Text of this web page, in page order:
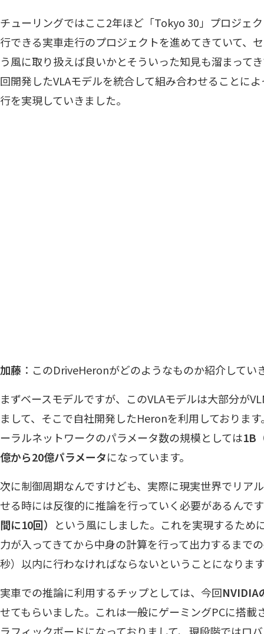
チューリングではここ2年ほど「Tokyo 30」プロジェ
行できる実車走行のプロジェクトを進めてきていて、
う風に取り扱えば良いかとそういった知見も溜まって
回開発したVLAモデルを統合して組み合わせることに
行を実現していきました。
加藤 ：このDriveHeronがどのようなものか紹介してい
まずベースモデルですが、このVLAモデルは大部分が
まして、そこで自社開発したHeronを利用しておりま
ーラルネットワークのパラメータ数の規模としては1B
億から20億パラメータになっています。
次に制御周期なんですけども、実際に現実世界でリア
せる時には反復的に推論を行っていく必要があるんで
間に10回） という風にしました。これを実現するため
力が入ってきてから中身の計算を行って出力するまで
秒）以内に行わなければならないということになりま
実車での推論に利用するチップとしては、今回NVIDIA
せてもらいました。これは一般にゲーミングPCに搭載